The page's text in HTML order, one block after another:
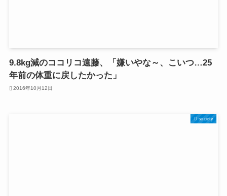
9.8kg減のココリコ遠藤、「嫌いやな～、こいつ…25
年前の体重に戻したかった」
2016年10月12日
society